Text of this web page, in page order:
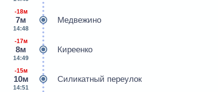
-18м
7м
14:48
Медвежино
-17м
8м
14:49
Киреенко
-15м
10м
14:51
Силикатный переулок